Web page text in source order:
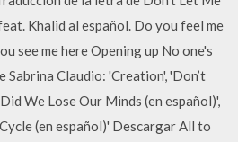
Khalid al español. Do you feel me
see me here Opening up No one's
Claudio: 'Creation', 'Don’t
We Lose Our Minds (en español)',
(en español)' Descargar All to